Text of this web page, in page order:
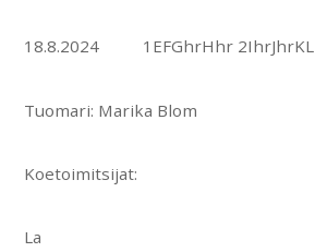
18.8.2024 1EFGhrHhr 2IhrJhrKL
Tuomari: Marika Blom
Koetoimitsijat:
La